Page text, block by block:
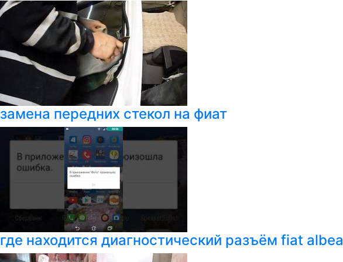
замена передних стекол на фиат
где находится диагностический разъём fiat albea